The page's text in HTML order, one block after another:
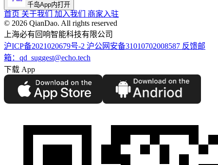
千岛App内打开
首页 关于我们 加入我们 商家入驻
©️ 2026 QianDao. All rights reserved
上海必有回响智能科技有限公司
沪ICP备2021020679号-2 沪公网安备31010702008587 反馈邮
箱：qd_suggest@echo.tech
下载 App